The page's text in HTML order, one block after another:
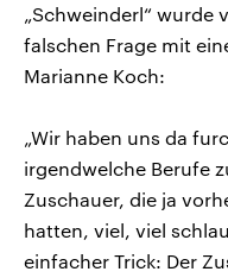
„Schweinderl“ wurde
falschen Frage mit
Marianne Koch:
„Wir haben uns da
irgendwelche Berufe
Zuschauer, die ja
hatten, viel, viel
einfacher Trick: Der